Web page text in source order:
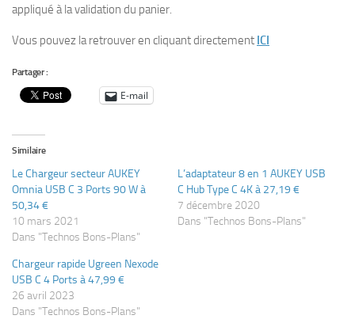
appliqué à la validation du panier.
Vous pouvez la retrouver en cliquant directement ICI
Partager :
E-mail
Similaire
Le Chargeur secteur AUKEY
Omnia USB C 3 Ports 90 W à
50,34 €
10 mars 2021
Dans "Technos Bons-Plans"
L’adaptateur 8 en 1 AUKEY USB
C Hub Type C 4K à 27,19 €
7 décembre 2020
Dans "Technos Bons-Plans"
Chargeur rapide Ugreen Nexode
USB C 4 Ports à 47,99 €
26 avril 2023
Dans "Technos Bons-Plans"